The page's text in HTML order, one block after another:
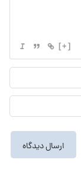
[+]
نام